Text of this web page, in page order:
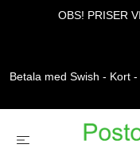
OBS! PRISER
Betala med Swish - Kort